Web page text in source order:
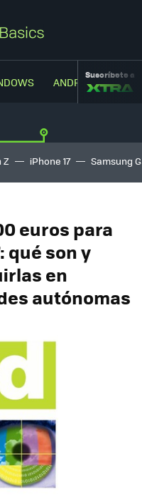
ANDROIDSuscríbete a
Z iPhone 17 Samsung
euros para
qué son y
en
autónomas